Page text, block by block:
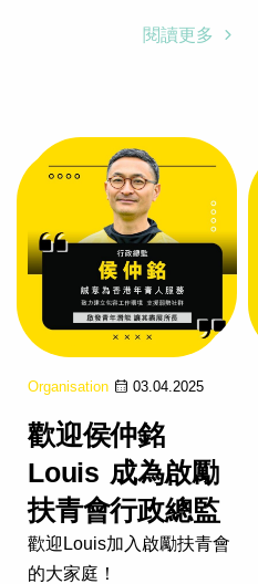
閱讀更多
Organisation 03.04.2025
歡迎侯仲銘
Louis 成為啟勵
扶青會行政總監
歡迎Louis加入啟勵扶青會
的大家庭！